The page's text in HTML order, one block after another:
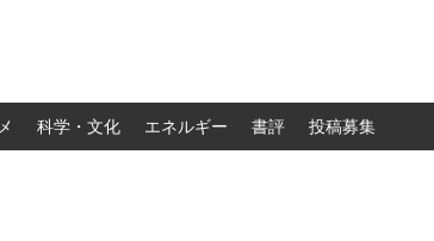
科学・文化 エネルギー 書評 投稿募集